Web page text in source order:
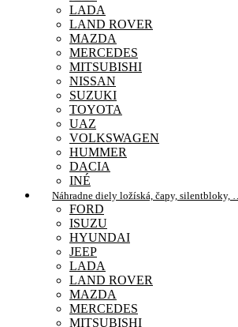
LADA
LAND ROVER
MAZDA
MERCEDES
MITSUBISHI
NISSAN
SUZUKI
TOYOTA
UAZ
VOLKSWAGEN
HUMMER
DACIA
INÉ
Náhradne diely ložíská, čapy, silentbloky, …
FORD
ISUZU
HYUNDAI
JEEP
LADA
LAND ROVER
MAZDA
MERCEDES
MITSUBISHI